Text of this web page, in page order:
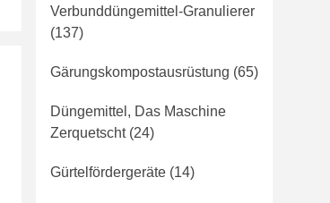
Verbunddüngemittel-Granulierer
(137)
Gärungskompostausrüstung (65)
Düngemittel, Das Maschine
Zerquetscht(24)
Gürtelfördergeräte (14)